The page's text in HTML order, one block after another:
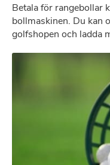
Betala för rangebollar
bollmaskinen. Du kan
golfshopen och ladda